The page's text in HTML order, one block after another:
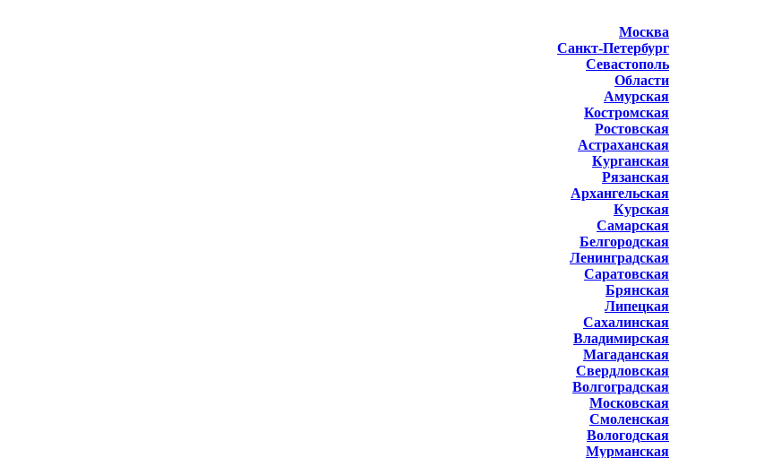
Москва
Санкт-Петербург
Севастополь
Области
Амурская
Костромская
Ростовская
Астраханская
Курганская
Рязанская
Архангельская
Курская
Самарская
Белгородская
Ленинградская
Саратовская
Брянская
Липецкая
Сахалинская
Владимирская
Магаданская
Свердловская
Волгоградская
Московская
Смоленская
Вологодская
Мурманская